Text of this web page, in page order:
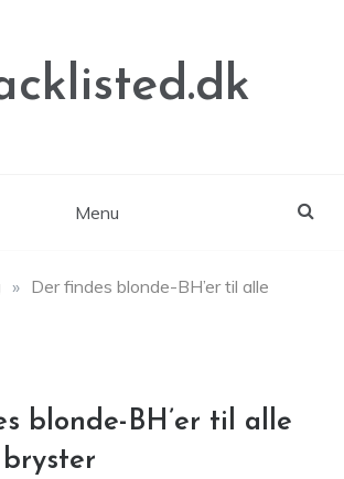
Menu
» Der findes blonde-BH’er til alle
blonde-BH’er til alle